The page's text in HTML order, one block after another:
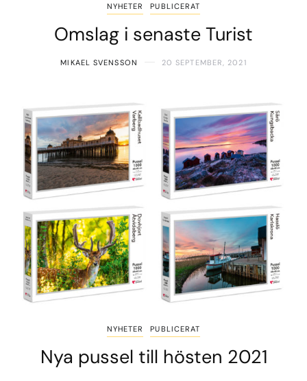
NYHETER PUBLICERAT
Omslag i senaste Turist
MIKAEL SVENSSON 20 SEPTEMBER, 2021
NYHETER PUBLICERAT
Nya pussel till hösten 2021